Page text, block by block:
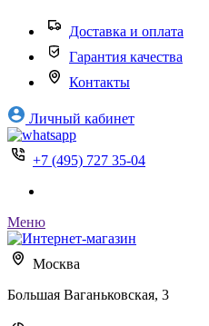
Доставка и оплата
Гарантия качества
Контакты
Личный кабинет
+7 (495) 727 35-04
Меню
Москва
Большая Ваганьковская, 3